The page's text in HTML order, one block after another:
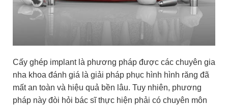
Cấy ghép implant là phương pháp được các chuyên gia
nha khoa đánh giá là giải pháp phục hình hình răng đã
mất an toàn và hiệu quả bền lâu. Tuy nhiên, phương
pháp này đòi hỏi bác sĩ thực hiện phải có chuyên môn